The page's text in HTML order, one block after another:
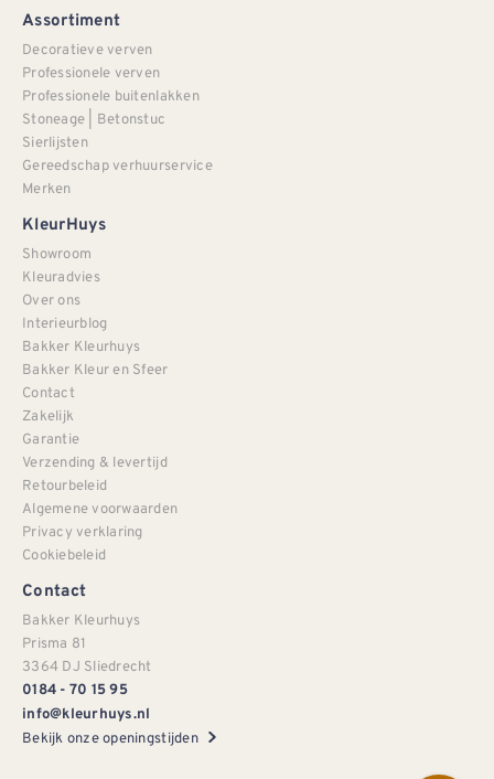
Assortiment
Decoratieve verven
Professionele verven
Professionele buitenlakken
Stoneage | Betonstuc
Sierlijsten
Gereedschap verhuurservice
Merken
KleurHuys
Showroom
Kleuradvies
Over ons
Interieurblog
Bakker Kleurhuys
Bakker Kleur en Sfeer
Contact
Zakelijk
Garantie
Verzending & levertijd
Retourbeleid
Algemene voorwaarden
Privacy verklaring
Cookiebeleid
Contact
Bakker Kleurhuys
Prisma 81
3364 DJ Sliedrecht
0184 - 70 15 95
info@kleurhuys.nl
Bekijk onze openingstijden